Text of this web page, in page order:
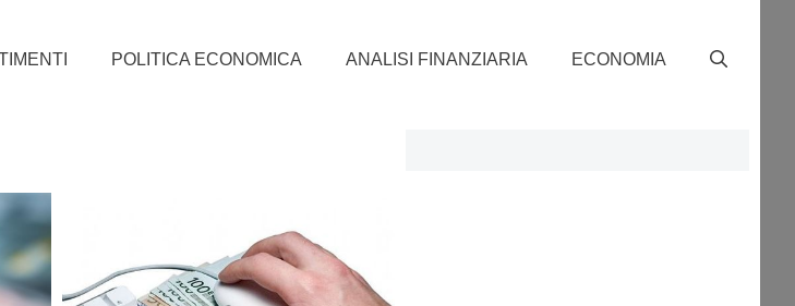
POLITICA ECONOMICA ANALISI FINANZIARIA ECONOMIA